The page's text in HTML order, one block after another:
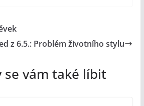
z 6.5.: Problém životního stylu
se vám také líbit